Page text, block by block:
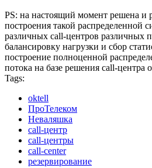
PS: на настоящий момент решена и
построения такой распределенной
различных call-центров различных
балансировку нагрузки и сбор
построение полноценной
потока на базе решения call-центра
Tags:
oktell
ПроТелеком
Неваляшка
call-центр
call-центры
call-center
резервирование